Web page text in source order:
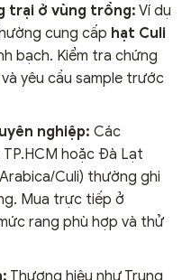
trại ở vùng trồng: Ví dụ
cung cấp hạt Culi
bạch. Kiểm tra chứng
yêu cầu sample trước
nghiệp: Các
hoặc Đà Lạt
Culi) thường ghi
Mua trực tiếp ở
rang phù hợp và thử
Thương hiệu như Trung